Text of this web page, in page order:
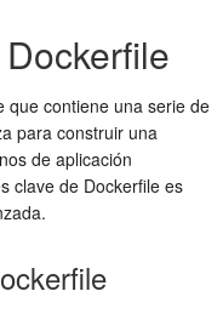
que contiene una serie de
para construir una
de aplicación
clave de Dockerfile es